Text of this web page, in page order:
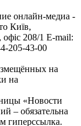
онлайн-медиа -
Київ,
208/1 E-mail:
205-43-00
на
на
«Новости
– обязательна
гиперссылка.